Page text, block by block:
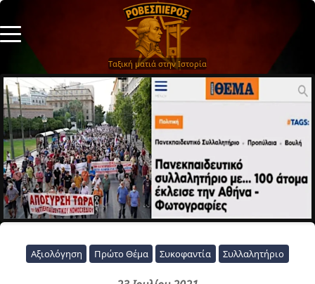
Ταξική ματιά στην Ιστορία
Αξιολόγηση Πρώτο Θέμα Συκοφαντία Συλλαλητήριο